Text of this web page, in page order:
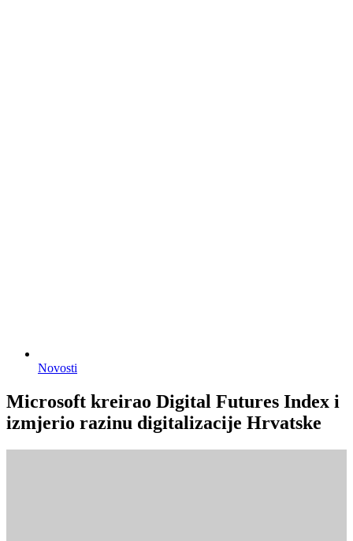
Novosti
Microsoft kreirao Digital Futures Index i
izmjerio razinu digitalizacije Hrvatske